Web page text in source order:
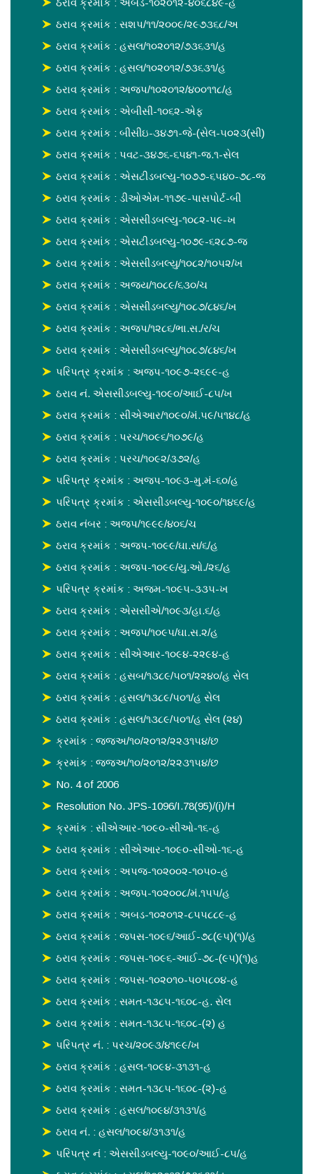
ઠરાવ ક્રમાંક : અબડ-૧૦૨૦૧૨-૪૦૬૮૪૯-હ
ઠરાવ ક્રમાંક : સશપ/૧૧/૨૦૦૯/૨૯૭૩૬૮/અ
ઠરાવ ક્રમાંક : હસલ/૧૦૨૦૧૨/૭૩૬૩૧/હ
ઠરાવ ક્રમાંક : હસલ/૧૦૨૦૧૨/૭૩૬૩૧/હ
ઠરાવ ક્રમાંક : અજપ/૧૦૨૦૧૨/૪૦૦૧૧૮/હ
ઠરાવ ક્રમાંક : એબીસી-૧૦૬૨-એફ
ઠરાવ ક્રમાંક : બીસીઇ-૩૪૭૧-જે-(સેલ-૫૦૨૩(સી)
ઠરાવ ક્રમાંક : પવટ-૩૪૭૬-૬૫૪૧-જ.૧-સેલ
ઠરાવ ક્રમાંક : એસટીડબલ્યુ-૧૦૭૭-૬૫૪૦-૭૮-જ
ઠરાવ ક્રમાંક : ડીઓએમ-૧૧૭૯-પાસપોર્ટ-બી
ઠરાવ ક્રમાંક : એસસીડબલ્યુ-૧૦૮૨-૫૯-ખ
ઠરાવ ક્રમાંક : એસટીડબલ્યુ-૧૦૭૯-૬૨૮૭-જ
ઠરાવ ક્રમાંક : એસસીડબલ્યુ/૧૦૮૨/૧૦૫૨/ખ
ઠરાવ ક્રમાંક : અજય/૧૦૮૯/૬૩૦/ચ
ઠરાવ ક્રમાંક : એસસીડબલ્યુ/૧૦૮૭/૮૪૬/ખ
ઠરાવ ક્રમાંક : અજપ/૧૨૮૬/ભા.સ./ર/ચ
ઠરાવ ક્રમાંક : એસસીડબલ્યુ/૧૦૮૭/૮૪૬/ખ
પરિપત્ર ક્રમાંક : અજપ-૧૦૯૭-૨૬૯૯-હ
ઠરાવ નં. એસસીડબલ્યુ-૧૦૯૦/આઈ-૮૫/ખ
ઠરાવ ક્રમાંક : સીએઆર/૧૦૯૦/મં.૫૯/૫૧૪૮/હ
ઠરાવ ક્રમાંક : પરચ/૧૦૯૬/૧૦૭૯/હ
ઠરાવ ક્રમાંક : પરચ/૧૦૯૨/૩૭૨/હ
પરિપત્ર ક્રમાંક : અજપ-૧૦૯૩-મુ.મં-૬૦/હ
પરિપત્ર ક્રમાંક : એસસીડબલ્યુ-૧૦૯૦/૧૪૬૯/હ
ઠરાવ નંબર : અજપ/૧૯૯૯/૪૦૬/ચ
ઠરાવ ક્રમાંક : અજપ-૧૦૯૯/ઘા.સ/૬/હ
ઠરાવ ક્રમાંક : અજપ-૧૦૯૯/યુ.ઓ./૨૬/હ
પરિપત્ર ક્રમાંક : અજમ-૧૦૯૫-૩૩૫-ખ
ઠરાવ ક્રમાંક : એસસીએ/૧૦૯૩/હા.૬/હ
ઠરાવ ક્રમાંક : અજપ/૧૦૯૫/ઘા.સ.૨/હ
ઠરાવ ક્રમાંક : સીએઆર-૧૦૯૪-૨૨૯૪-હ
ઠરાવ ક્રમાંક : હસબ/૧૩૮૯/૫૦૧/૨૨૪૦/હ સેલ
ઠરાવ ક્રમાંક : હસલ/૧૩૮૯/૫૦૧/હ સેલ
ઠરાવ ક્રમાંક : હસલ/૧૩૮૯/૫૦૧/હ સેલ (૨૪)
ક્રમાંક : જજઅ/૧૦/૨૦૧૨/૨૨૩૧૫૪/છ
ક્રમાંક : જજઅ/૧૦/૨૦૧૨/૨૨૩૧૫૪/છ
No. 4 of 2006
Resolution No. JPS-1096/I.78(95)/(i)/H
ક્રમાંક : સીએઆર-૧૦૯૦-સીઓ-૧૬-હ
ઠરાવ ક્રમાંક : સીએઆર-૧૦૯૦-સીઓ-૧૬-હ
ઠરાવ ક્રમાંક : અપજ-૧૦૨૦૦૨-૧૦૫૦-હ
ઠરાવ ક્રમાંક : અજપ-૧૦૨૦૦૮/મં.૧૫૫/હ
ઠરાવ ક્રમાંક : અબડ-૧૦૨૦૧૨-૮૫૫૮૮૯-હ
ઠરાવ ક્રમાંક : જપસ-૧૦૯૬/આઈ-૭૮(૯૫)(૧)/હ
ઠરાવ ક્રમાંક : જપસ-૧૦૯૬-આઈ-૭૮-(૯૫)(૧)હ
ઠરાવ ક્રમાંક : જપસ-૧૦૨૦૧૦-૫૦૫૮૦૪-હ
ઠરાવ ક્રમાંક : સમત-૧૩૮૫-૧૬૦૮-હ. સેલ
ઠરાવ ક્રમાંક : સમત-૧૩૮૫-૧૬૦૮-(૨) હ
પરિપત્ર નં. : પરચ/૨૦૯૩/૪૧૯૯/ખ
ઠરાવ ક્રમાંક : હસલ-૧૦૯૪-૩૧૩૧-હ
ઠરાવ ક્રમાંક : સમત-૧૩૮૫-૧૬૦૮-(૨)-હ
ઠરાવ ક્રમાંક : હસલ/૧૦૯૪/૩૧૩૧/હ
ઠરાવ નં. : હસલ/૧૦૯૪/૩૧૩૧/હ
પરિપત્ર નં : એસસીડબલ્યુ-૧૦૯૦/આઈ-૮૫/હ